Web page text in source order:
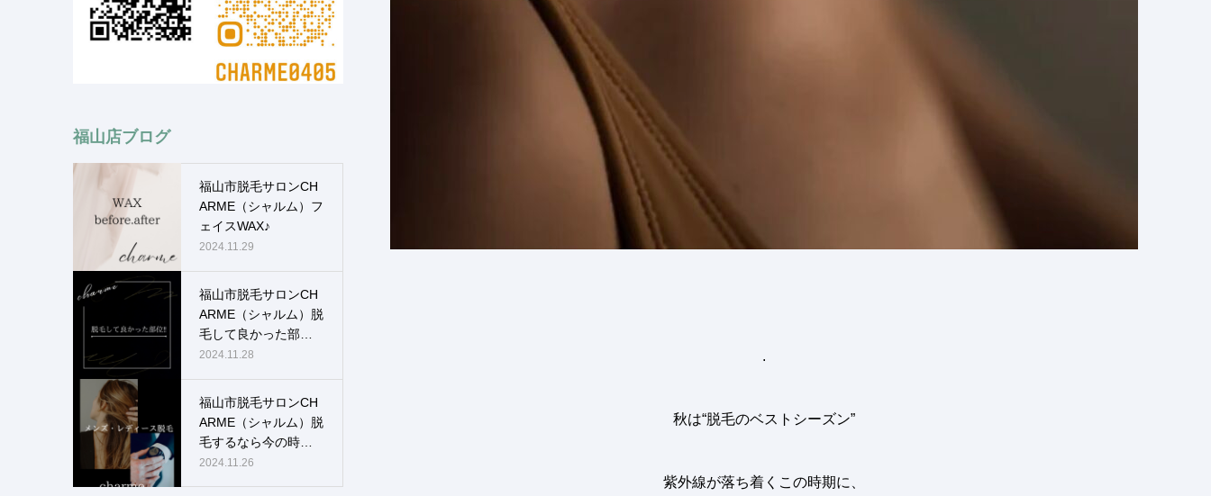
.
秋は“脱毛のベストシーズン”
紫外線が落ち着くこの時期に、
福山店ブログ
福山市脱毛サロンCH
ARME（シャルム）フ
ェイスWAX♪
2024.11.29
福山市脱毛サロンCH
ARME（シャルム）脱
毛して良かった部
位！！
2024.11.28
福山市脱毛サロンCH
ARME（シャルム）脱
毛するなら今の時
期！！
2024.11.26